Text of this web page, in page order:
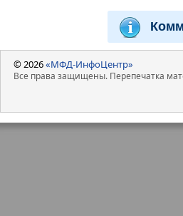
© 2026«МФД-ИнфоЦентр»
Все права защищены. Перепечатка